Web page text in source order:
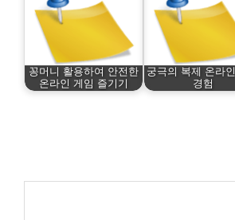
꽁머니 활용하여 안전한
온라인 게임 즐기기
궁극의 복제 온라
경험